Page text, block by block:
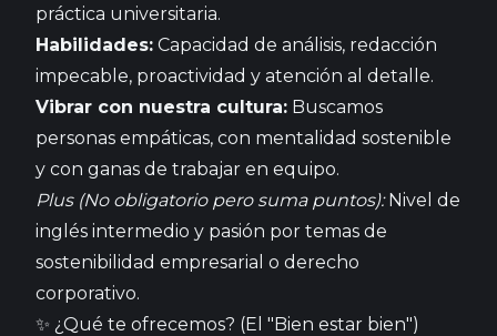
práctica universitaria.
Habilidades: Capacidad de análisis, redacción
impecable, proactividad y atención al detalle.
Vibrar con nuestra cultura: Buscamos
personas empáticas, con mentalidad sostenible
y con ganas de trabajar en equipo.
Plus (No obligatorio pero suma puntos):Nivel de
inglés intermedio y pasión por temas de
sostenibilidad empresarial o derecho
corporativo.
✨ ¿Qué te ofrecemos? (El "Bien estar bien")